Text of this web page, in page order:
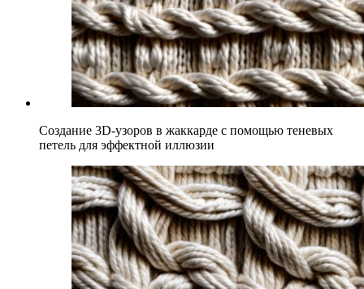
Создание 3D-узоров в жаккарде с помощью теневых
петель для эффектной иллюзии